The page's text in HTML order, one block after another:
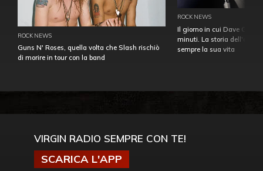
ROCK NEWS
Guns N' Roses, quella volta che Slash rischiò
di morire in tour con la band
ROCK NEWS
Il giorno in cui Dave
minuti. La storia
sempre la sua vita
VIRGIN RADIO SEMPRE CON TE!
SCARICA L'APP